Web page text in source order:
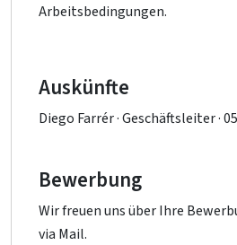
Arbeitsbedingungen.
Auskünfte
Diego Farrér · Geschäftsleiter ·
Bewerbung
Wir freuen uns über Ihre
via Mail.